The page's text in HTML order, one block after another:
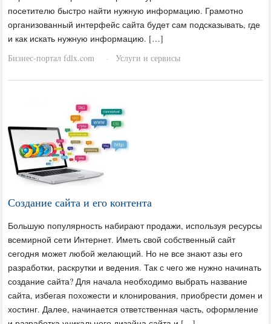
посетителю быстро найти нужную информацию. Грамотно
организованный интерфейс сайта будет сам подсказывать, где
и как искать нужную информацию. […]
Бизнес-портал fdlx.com
· Услуги и сервисы
Создание сайта и его контента
Большую популярность набирают продажи, используя ресурсы
всемирной сети Интернет. Иметь свой собственный сайт
сегодня может любой желающий. Но не все знают азы его
разработки, раскрутки и ведения. Так с чего же нужно начинать
создание сайта? Для начала необходимо выбрать название
сайта, избегая похожести и клонирования, приобрести домен и
хостинг. Далее, начинается ответственная часть, оформление